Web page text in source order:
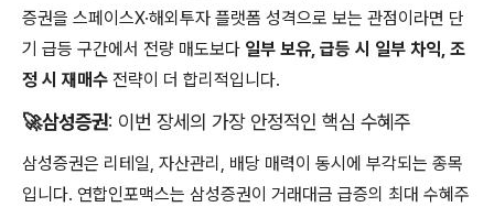
증권을 스페이스X·해외투자 플랫폼 성격으로 보는 관점이라면 단
기 급등 구간에서 전량 매도보다 일부 보유, 급등 시 일부 차익, 조
정 시 재매수 전략이 더 합리적입니다.
🚀삼성증권: 이번 장세의 가장 안정적인 핵심 수혜주
삼성증권은 리테일, 자산관리, 배당 매력이 동시에 부각되는 종목
입니다. 연합인포맥스는 삼성증권이 거래대금 급증의 최대 수혜주